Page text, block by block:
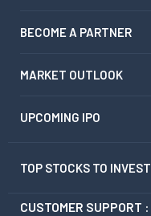
BECOME A PARTNER
MARKET OUTLOOK
UPCOMING IPO
TOP STOCKS TO INVEST
CUSTOMER SUPPORT :